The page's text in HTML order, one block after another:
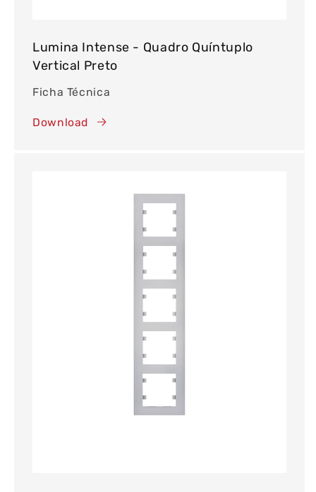
Lumina Intense - Quadro Quíntuplo
Vertical Preto
Ficha Técnica
Download